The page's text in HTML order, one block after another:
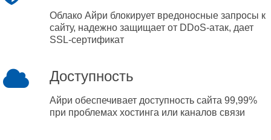
Облако Айри блокирует вредоносные запросы к
сайту, надежно защищает от DDoS-атак, дает
SSL-сертификат
Доступность
Айри обеспечивает доступность сайта 99,99%
при проблемах хостинга или каналов связи